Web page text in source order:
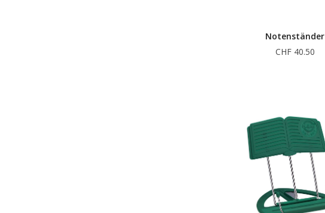
Notenständer
CHF 40.50